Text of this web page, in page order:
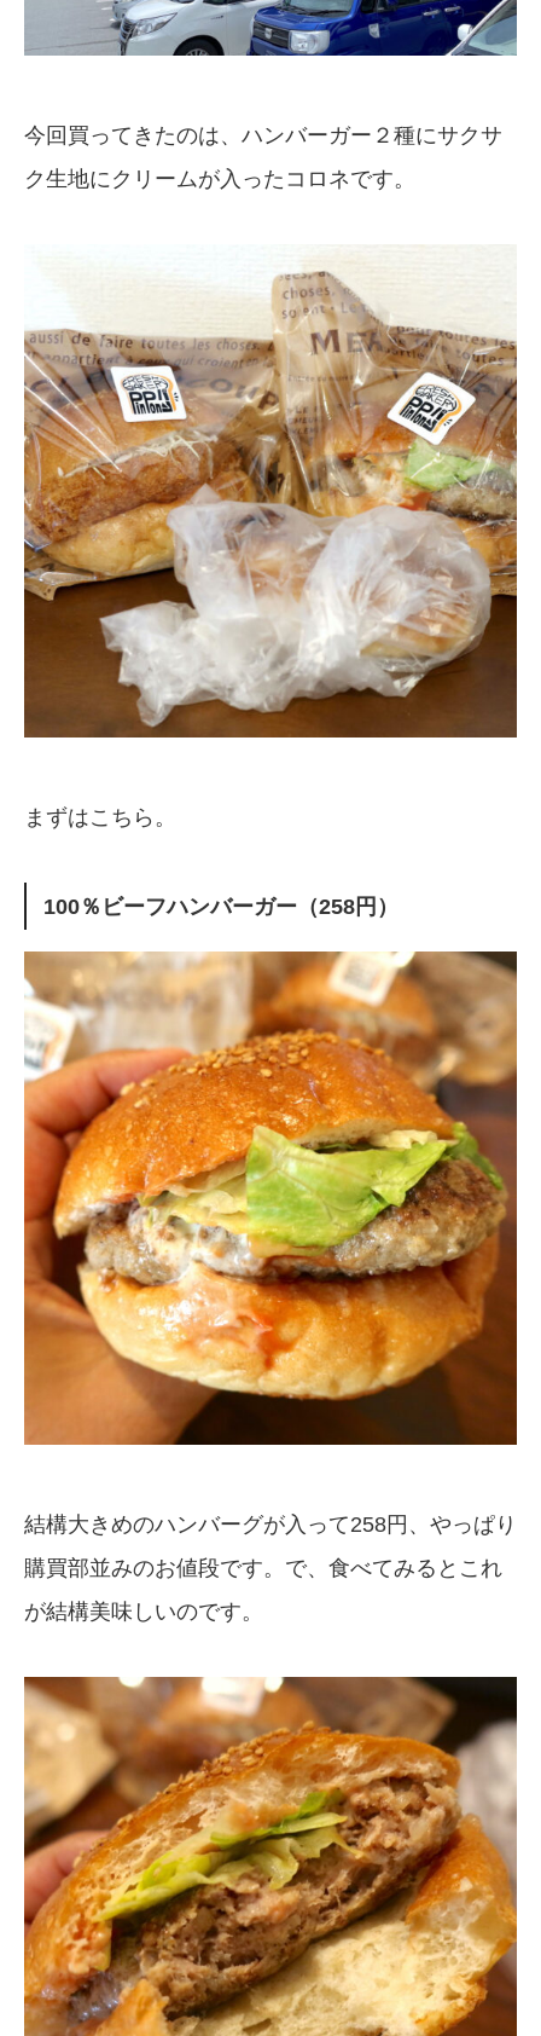
今回買ってきたのは、ハンバーガー２種にサクサ
ク生地にクリームが入ったコロネです。
まずはこちら。
100％ビーフハンバーガー（258円）
結構大きめのハンバーグが入って258円、やっぱり
購買部並みのお値段です。で、食べてみるとこれ
が結構美味しいのです。